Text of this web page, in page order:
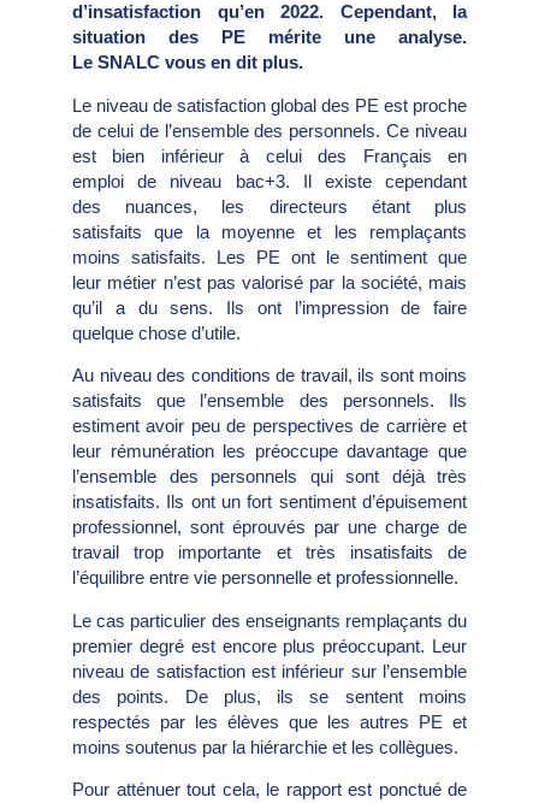
d’insatisfaction qu’en 2022. Cependant, la
situation des PE mérite une analyse.
Le SNALC vous en dit plus.
Le niveau de satisfaction global des PE est proche
de celui de l’ensemble des personnels. Ce niveau
est bien
inférieur à celui des Français en
emploi
de niveau bac+3. Il existe cependant
des
nuances, les directeurs étant plus
satisfaits
que la moyenne et les remplaçants
moins satisfaits. Les PE ont le sentiment que
leur métier n’est pas valorisé par la société, mais
qu’il a du sens. Ils ont l’impression de faire
quelque chose d’utile.
Au niveau des conditions de travail, ils sont moins
satisfaits
que l’ensemble des personnels.
Ils
estiment avoir peu de perspectives de carrière et
leur rémunération les préoccupe davantage que
l’ensemble des
personnels qui sont déjà très
insatisfaits. Ils ont un fort sentiment d’épuisement
professionnel, sont éprouvés par une charge de
travail trop importante et très insatisfaits
de
l’équilibre entre vie personnelle et professionnelle.
Le cas particulier des enseignants remplaçants du
premier degré est encore plus préoccupant. Leur
niveau de satisfaction est inférieur sur l’ensemble
des points. De plus, ils se sentent moins
respectés par les élèves que les autres PE et
moins soutenus par la hiérarchie et les collègues.
Pour atténuer tout cela, le rapport est ponctué de